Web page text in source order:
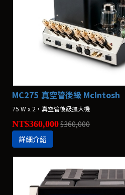
MC275 真空管後級 McIntosh
75 W x 2，真空管後級擴大機
NT$360,000$360,000
詳細介紹